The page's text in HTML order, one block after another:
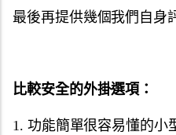
最後再提供幾個我們自身
比較安全的外掛選項：
1. 功能簡單很容易懂的小